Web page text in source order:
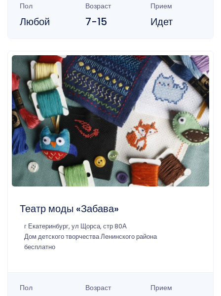
Пол
Любой
Возраст
7-15
Прием
Идет
Театр моды «Забава»
г Екатеринбург, ул Щорса, стр 80А
Дом детского творчества Ленинского района
бесплатно
Пол Возраст Прием